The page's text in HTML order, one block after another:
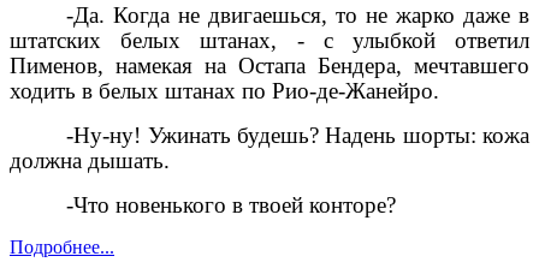
-Да. Когда не двигаешься, то не жарко даже в
штатских белых штанах, - с улыбкой ответил
Пименов, намекая на Остапа Бендера, мечтавшего
ходить в белых штанах по Рио-де-Жанейро.
-Ну-ну! Ужинать будешь? Надень шорты: кожа
должна дышать.
-Что новенького в твоей конторе?
Подробнее...